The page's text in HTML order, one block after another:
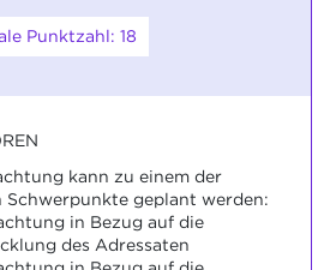
Punktzahl: 18
kann zu einem der
Schwerpunkte geplant werden:
in Bezug auf die
des Adressaten